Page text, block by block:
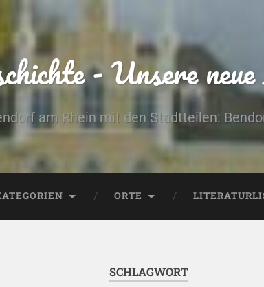
- Unsere
am Rhein mit den Stadtteilen:
ORTE
SCHLAGWORT